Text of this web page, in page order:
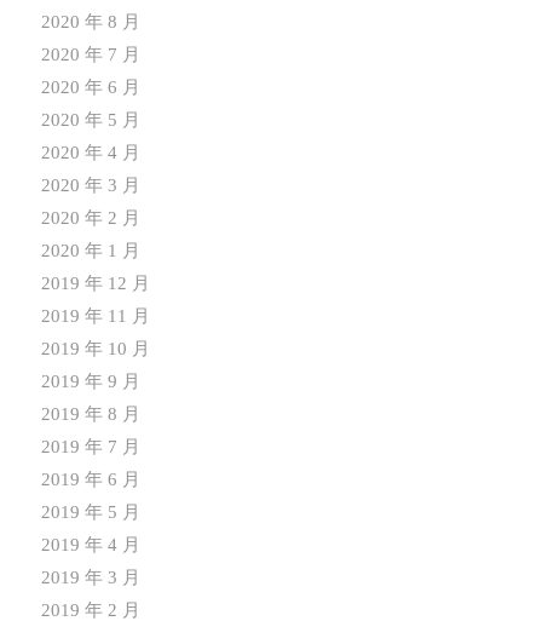
2020 年 8 月
2020 年 7 月
2020 年 6 月
2020 年 5 月
2020 年 4 月
2020 年 3 月
2020 年 2 月
2020 年 1 月
2019 年 12 月
2019 年 11 月
2019 年 10 月
2019 年 9 月
2019 年 8 月
2019 年 7 月
2019 年 6 月
2019 年 5 月
2019 年 4 月
2019 年 3 月
2019 年 2 月